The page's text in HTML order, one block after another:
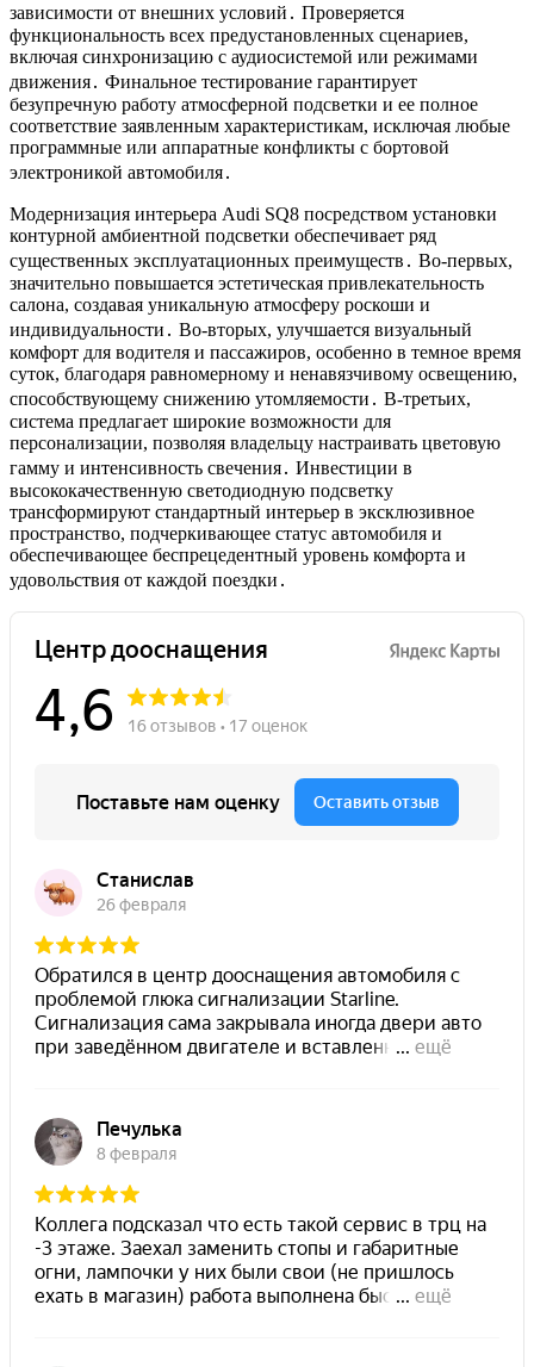
зависимости от внешних условий․ Проверяется
функциональность всех предустановленных сценариев,
включая синхронизацию с аудиосистемой или режимами
движения․ Финальное тестирование гарантирует
безупречную работу атмосферной подсветки и ее полное
соответствие заявленным характеристикам, исключая любые
программные или аппаратные конфликты с бортовой
электроникой автомобиля․
Модернизация интерьера Audi SQ8 посредством установки
контурной амбиентной подсветки обеспечивает ряд
существенных эксплуатационных преимуществ․ Во-первых,
значительно повышается эстетическая привлекательность
салона, создавая уникальную атмосферу роскоши и
индивидуальности․ Во-вторых, улучшается визуальный
комфорт для водителя и пассажиров, особенно в темное время
суток, благодаря равномерному и ненавязчивому освещению,
способствующему снижению утомляемости․ В-третьих,
система предлагает широкие возможности для
персонализации, позволяя владельцу настраивать цветовую
гамму и интенсивность свечения․ Инвестиции в
высококачественную светодиодную подсветку
трансформируют стандартный интерьер в эксклюзивное
пространство, подчеркивающее статус автомобиля и
обеспечивающее беспрецедентный уровень комфорта и
удовольствия от каждой поездки․